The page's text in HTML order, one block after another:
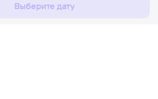
21 22 23
Выберите дату